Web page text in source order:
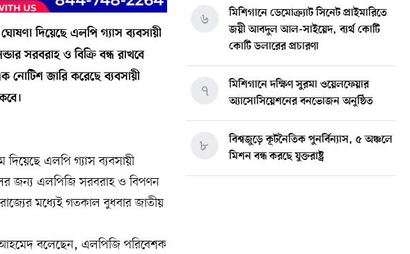
দিয়েছে এলপি গ‍্যাস ব্যবসায়ী
সরবরাহ ও বিক্রি বন্ধ রাখবে
নোটিশ জারি করেছে ব্যবসায়ী
এলপি গ্যাস ব্যবসায়ী
জন্য এলপিজি সরবরাহ ও বিপণন
মধ্যেই গতকাল বুধবার জাতীয়
আহমেদ বলেছেন, এলপিজি পরিবেশক
মিশিগানে ডেমোক্র্যাট সিনেট প্রাইমারিতে
জয়ী আবদুল আল-সাইয়েদ, ব্যর্থ কোটি
কোটি ডলারের প্রচারণা
৬
মিশিগানে দক্ষিণ সুরমা ওয়েলফেয়ার
অ্যাসোসিয়েশনের বনভোজন অনুষ্ঠিত
৭
বিশ্বজুড়ে কূটনৈতিক পুনর্বিন্যাস, ৫ অঞ্চলে
মিশন বন্ধ করছে যুক্তরাষ্ট্র
৮